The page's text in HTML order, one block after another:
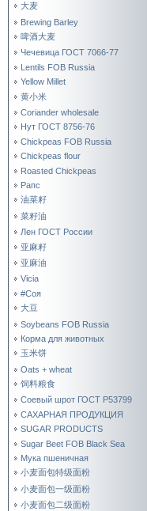
大麦
Brewing Barley
啤酒大麦
Чечевица ГОСТ 7066-77
Lentils FOB Russia
Yellow Millet
黄小米
Coriander wholesale
Нут ГОСТ 8756-76
Chickpeas FOB Russia
Chickpeas flour
Roasted Chickpeas
Рапс
油菜籽
菜籽油
Лен ГОСТ России
亚麻籽
亚麻油
Vicia
#Соя
大豆
Soybeans FOB Russia
Корма для животных
玉米饼
Oats + wheat
饲料粮食
Соевый шрот ГОСТ Р53799
САХАРНАЯ ПРОДУКЦИЯ
SUGAR PRODUCTS
Sugar Beet FOB Black Sea
Мука пшеничная
小麦面包特级面粉
小麦面包一级面粉
小麦面包二级面粉